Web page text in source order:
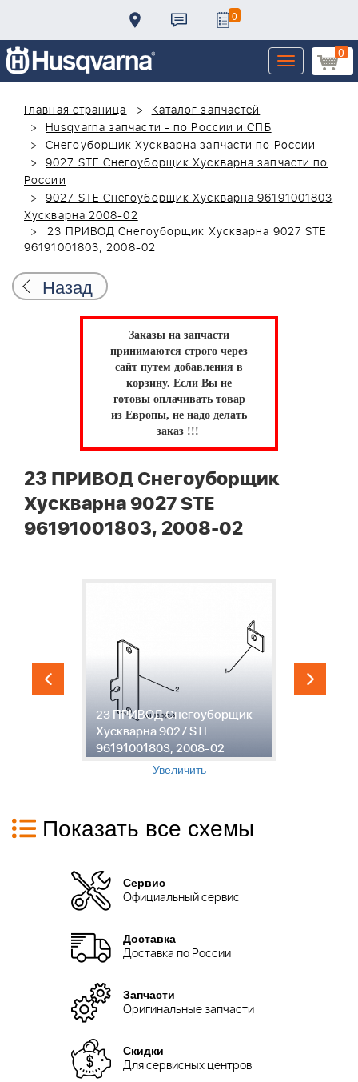
0
0
Toggle
navigation
Главная страница
Каталог запчастей
Husqvarna запчасти - по России и СПБ
Снегоуборщик Хускварна запчасти по России
9027 STE Снегоуборщик Хускварна запчасти по
России
9027 STE Снегоуборщик Хускварна 96191001803
Хускварна 2008-02
23 ПРИВОД Снегоуборщик Хускварна 9027 STE
96191001803, 2008-02
Назад
Заказы на запчасти
принимаются строго через
сайт путем добавления в
корзину. Если Вы не
готовы оплачивать товар
из Европы, не надо делать
заказ !!!
23 ПРИВОД Снегоуборщик
Хускварна 9027 STE
96191001803, 2008-02
23 ПРИВОД Снегоуборщик
Хускварна 9027 STE
96191001803, 2008-02
Увеличить
Показать все схемы
Сервис
Официальный сервис
Доставка
Доставка по России
Запчасти
Оригинальные запчасти
Скидки
Для сервисных центров